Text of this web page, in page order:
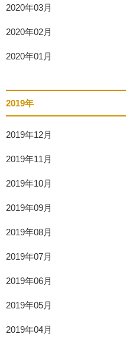
2020年03月
2020年02月
2020年01月
2019年
2019年12月
2019年11月
2019年10月
2019年09月
2019年08月
2019年07月
2019年06月
2019年05月
2019年04月